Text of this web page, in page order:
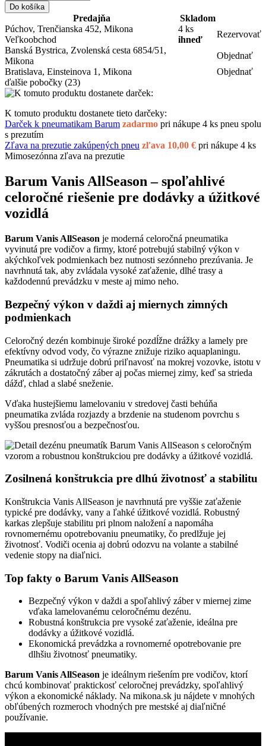
Do košíka
Predajňa
Skladom
Púchov, Trenčianska 452, Mikona
Veľkoobchod
4 ks
ihneď
Rezervovať
Banská Bystrica, Zvolenská cesta 6854/51,
Mikona
Objednať
Bratislava, Einsteinova 1, Mikona
Objednať
ďalšie pobočky (23)
K tomuto produktu dostanete tieto darčeky:
Darček k pneumatikam Barum zadarmo pri nákupe 4 ks pneu spolu
s prezutím
Zľava na prezutie zakúpených pneu zľava 10,00 € pri nákupe 4 ks
Mimosezónna zľava na prezutie
Barum Vanis AllSeason – spoľahlivé
celoročné riešenie pre dodávky a úžitkové
vozidlá
Barum Vanis AllSeason je moderná celoročná pneumatika
vyvinutá pre vodičov a firmy, ktoré potrebujú stabilný výkon v
akýchkoľvek podmienkach bez nutnosti sezónneho prezúvania. Je
navrhnutá tak, aby zvládala vysoké zaťaženie, dlhé trasy a
každodennú prevádzku v meste aj mimo neho.
Bezpečný výkon v daždi aj miernych zimných
podmienkach
Celoročný dezén kombinuje široké pozdĺžne drážky a lamely pre
efektívny odvod vody, čo výrazne znižuje riziko aquaplaningu.
Pneumatika si udržuje dobrú priľnavosť na mokrej vozovke, istotu v
zákrutách a dostatočný záber aj počas miernej zimy, keď sa strieda
dážď, chlad a slabé sneženie.
Vďaka hustejšiemu lamelovaniu v stredovej časti behúňa
pneumatika zvláda rozjazdy a brzdenie na studenom povrchu s
vyššou presnosťou a bezpečnosťou.
Zosilnená konštrukcia pre dlhú životnosť a stabilitu
Konštrukcia Vanis AllSeason je navrhnutá pre vyššie zaťaženie
typické pre dodávky, vany a ľahké úžitkové vozidlá. Robustný
karkas zlepšuje stabilitu pri plnom naložení a napomáha
rovnomernému opotrebovaniu pneumatiky, čo predlžuje jej
životnosť. Vodiči ocenia aj dobrú odozvu na volante a stabilné
vedenie stopy na diaľnici.
Top fakty o Barum Vanis AllSeason
Bezpečný výkon v daždi a spoľahlivý záber v miernej zime
vďaka lamelovanému celoročnému dezénu.
Robustná konštrukcia pre vysoké zaťaženie, ideálna pre
dodávky a úžitkové vozidlá.
Ekonomická prevádzka a rovnomerné opotrebovanie pre
dlhšiu životnosť pneumatiky.
Barum Vanis AllSeason je ideálnym riešením pre vodičov, ktorí
chcú kombinovať praktickosť celoročnej prevádzky, spoľahlivý
výkon a ekonomické náklady. Na mikona.sk ju nájdete v mnohých
obľúbených rozmeroch vhodných pre mestské aj diaľničné
používanie.